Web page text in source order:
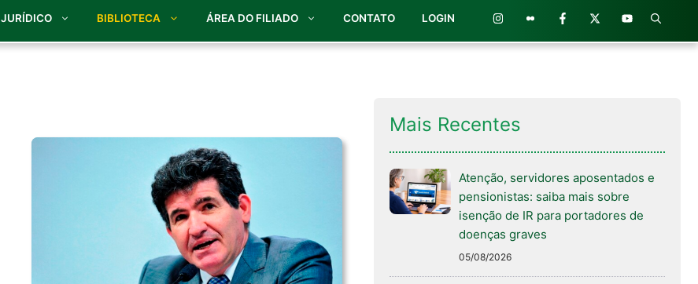
JURÍDICO BIBLIOTECA ÁREA DO FILIADO CONTATO LOGIN
Mais Recentes
Atenção, servidores aposentados e
pensionistas: saiba mais sobre
isenção de IR para portadores de
doenças graves
05/08/2026